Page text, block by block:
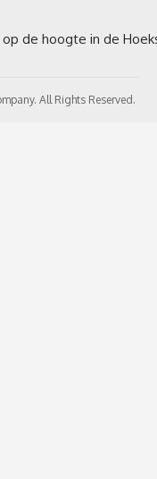
All Rights Reserved.